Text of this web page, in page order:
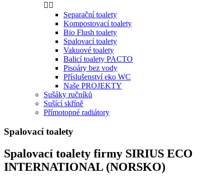
 
Separační toalety
Kompostovací toalety
Bio Flush toalety
Spalovací toalety
Vakuové toalety
Balicí toalety PACTO
Pisoáry bez vody
Příslušenství eko WC
Naše PROJEKTY
Sušáky ručníků
Sušící skříně
Přímotopné radiátory
Spalovací toalety
Spalovací toalety firmy SIRIUS ECO
INTERNATIONAL (NORSKO)